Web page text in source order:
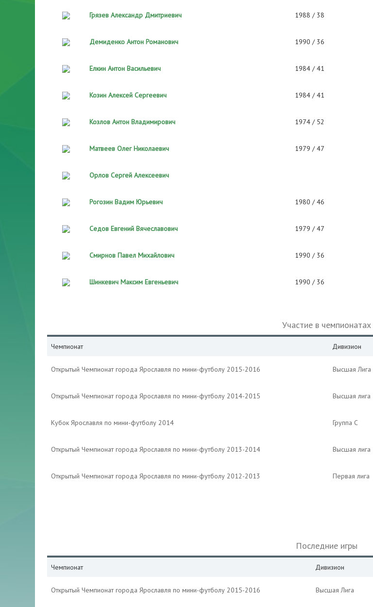
Грязев Александр Дмитриевич 1988 / 38
Демиденко Антон Романович 1990 / 36
Елкин Антон Васильевич 1984 / 41
Козин Алексей Сергеевич 1984 / 41
Козлов Антон Владимирович 1974 / 52
Матвеев Олег Николаевич 1979 / 47
Орлов Сергей Алексеевич
Рогозин Вадим Юрьевич 1980 / 46
Седов Евгений Вячеславович 1979 / 47
Смирнов Павел Михайлович 1990 / 36
Шинкевич Максим Евгеньевич 1990 / 36
Участие в чемпионатах
Чемпионат Дивизион
Открытый Чемпионат города Ярославля по мини-футболу 2015-2016 Высшая Лига
Открытый Чемпионат города Ярославля по мини-футболу 2014-2015 Высшая лига
Кубок Ярославля по мини-футболу 2014 Группа С
Открытый Чемпионат города Ярославля по мини-футболу 2013-2014 Высшая лига
Открытый Чемпионат города Ярославля по мини-футболу 2012-2013 Первая лига
Последние игры
Чемпионат Дивизион
Открытый Чемпионат города Ярославля по мини-футболу 2015-2016 Высшая Лига